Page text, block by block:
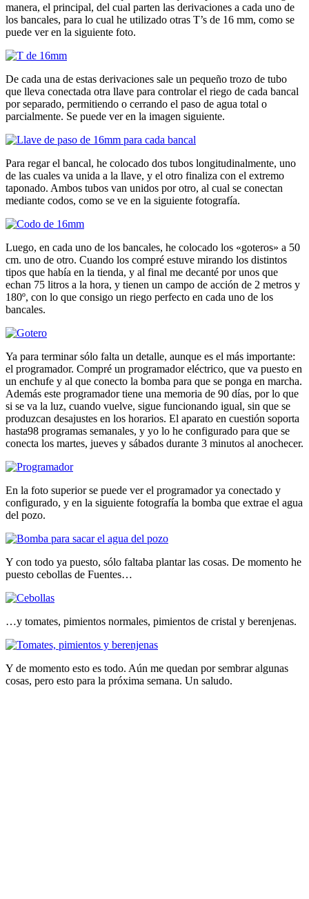
manera, el principal, del cual parten las derivaciones a cada uno de
los bancales, para lo cual he utilizado otras T’s de 16 mm, como se
puede ver en la siguiente foto.
De cada una de estas derivaciones sale un pequeño trozo de tubo
que lleva conectada otra llave para controlar el riego de cada bancal
por separado, permitiendo o cerrando el paso de agua total o
parcialmente. Se puede ver en la imagen siguiente.
Para regar el bancal, he colocado dos tubos longitudinalmente, uno
de las cuales va unida a la llave, y el otro finaliza con el extremo
taponado. Ambos tubos van unidos por otro, al cual se conectan
mediante codos, como se ve en la siguiente fotografía.
Luego, en cada uno de los bancales, he colocado los «goteros» a 50
cm. uno de otro. Cuando los compré estuve mirando los distintos
tipos que había en la tienda, y al final me decanté por unos que
echan 75 litros a la hora, y tienen un campo de acción de 2 metros y
180º, con lo que consigo un riego perfecto en cada uno de los
bancales.
Ya para terminar sólo falta un detalle, aunque es el más importante:
el programador. Compré un programador eléctrico, que va puesto en
un enchufe y al que conecto la bomba para que se ponga en marcha.
Además este programador tiene una memoria de 90 días, por lo que
si se va la luz, cuando vuelve, sigue funcionando igual, sin que se
produzcan desajustes en los horarios. El aparato en cuestión soporta
hasta98 programas semanales, y yo lo he configurado para que se
conecta los martes, jueves y sábados durante 3 minutos al anochecer.
En la foto superior se puede ver el programador ya conectado y
configurado, y en la siguiente fotografía la bomba que extrae el agua
del pozo.
Y con todo ya puesto, sólo faltaba plantar las cosas. De momento he
puesto cebollas de Fuentes…
…y tomates, pimientos normales, pimientos de cristal y berenjenas.
Y de momento esto es todo. Aún me quedan por sembrar algunas
cosas, pero esto para la próxima semana. Un saludo.